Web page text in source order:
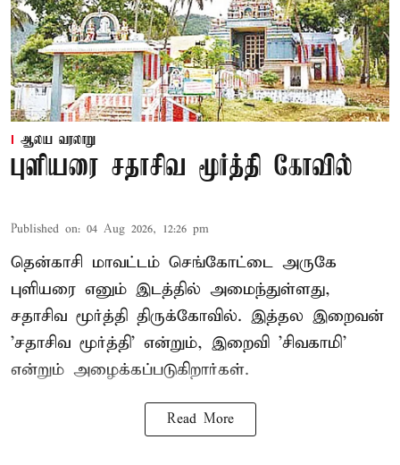
ஆலய வரலாறு
புளியரை சதாசிவ மூர்த்தி கோவில்
Published on: 04 Aug 2026, 12:26 pm
தென்காசி மாவட்டம் செங்கோட்டை அருகே
புளியரை எனும் இடத்தில் அமைந்துள்ளது,
சதாசிவ மூர்த்தி திருக்கோவில். இத்தல இறைவன்
'சதாசிவ மூர்த்தி' என்றும், இறைவி 'சிவகாமி'
என்றும் அழைக்கப்படுகிறார்கள்.
Read More